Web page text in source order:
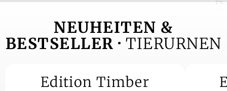
NEUHEITEN &
BESTSELLER · TIERURNEN
Edition Timber